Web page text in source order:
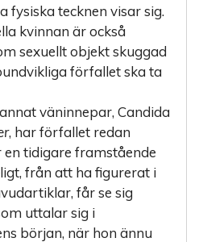
fysiska tecknen visar sig.
kvinnan är också
sexuellt objekt skuggad
förfallet ska ta
väninnepar, Candida
, har förfallet redan
en tidigare framstående
från att ha figurerat i
får se sig
uttalar sig i
början, när hon ännu